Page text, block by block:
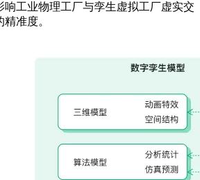
响工业物理工厂与孪生虚拟工厂虚实交
准度。